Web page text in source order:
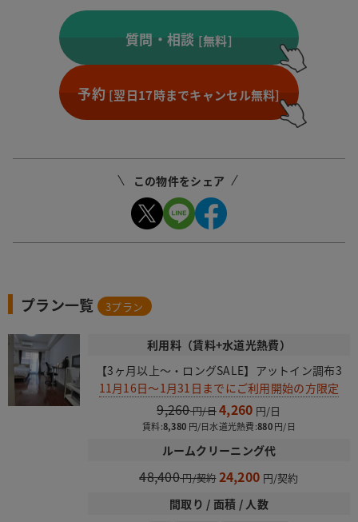
質問・相談 [無料]
予約 [翌日17時までキャンセル無料]
この物件をシェア
プラン一覧 3プラン
利用料（賃料+水道光熱費）
【3ヶ月以上～・ロングSALE】アットイン調布3
11月16日～1月31日までにご利用開始の方限定
9,260 4,260
賃料:8,380 水道光熱費:880
ルームクリーニング代
48,400 24,200
間取り / 面積 / 人数